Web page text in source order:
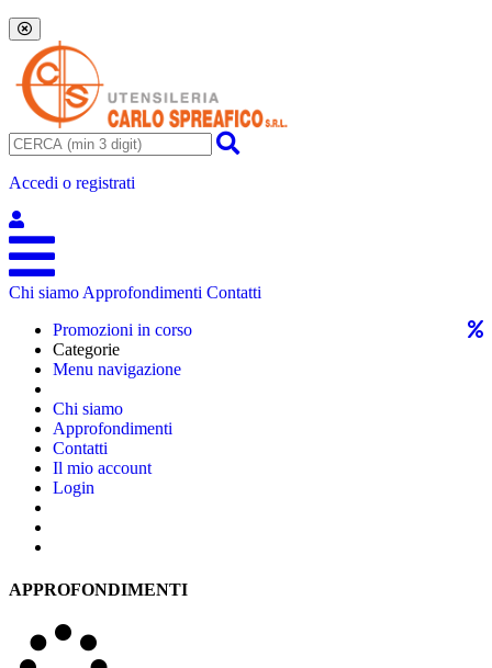
Accedi o registrati
Chi siamo Approfondimenti Contatti
Promozioni in corso
Categorie
Menu navigazione
Chi siamo
Approfondimenti
Contatti
Il mio account
Login
APPROFONDIMENTI